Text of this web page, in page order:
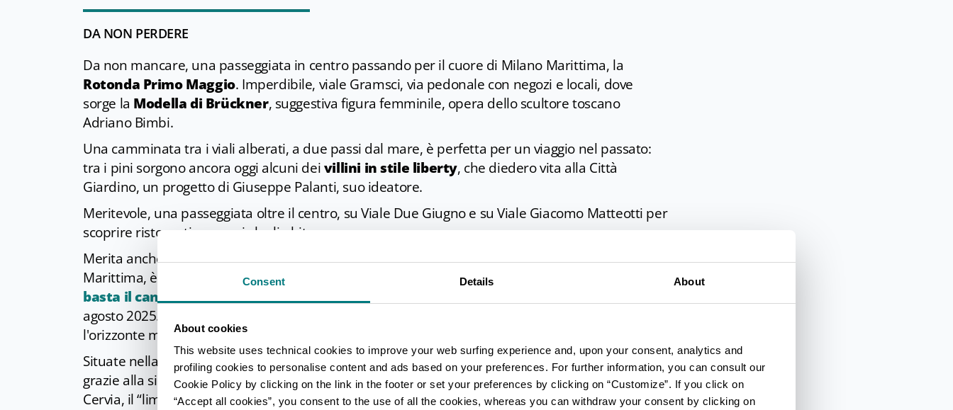
Consent Details About
About cookies
This website uses technical cookies to improve your web surfing experience and, upon your consent, analytics and
profiling cookies to personalise content and ads based on your preferences. For further information, you can consult our
Cookie Policy by clicking on the link in the footer or set your preferences by clicking on “Customize”. If you click on
“Accept all cookies”, you consent to the use of all the cookies, whereas you can withdraw your consent by clicking on
DA NON PERDERE
Da non mancare, una passeggiata in centro passando per il cuore di Milano Marittima, la
Rotonda Primo Maggio. Imperdibile, viale Gramsci, via pedonale con negozi e locali, dove
sorge la Modella di Brückner, suggestiva figura femminile, opera dello scultore toscano
Adriano Bimbi.
Una camminata tra i viali alberati, a due passi dal mare, è perfetta per un viaggio nel passato:
tra i pini sorgono ancora oggi alcuni deivillini in stile liberty, che diedero vita alla Città
Giardino, un progetto di Giuseppe Palanti, suo ideatore.
Meritevole, una passeggiata oltre il centro, su Viale Due Giugno e su Viale Giacomo Matteotti per
scoprire ristoranti e negozi che li abitano.
Merita anche una passeggiata sul nuovoLungomare di Milano Marittima. Tra Cervia e Milano
Marittima, è d'obbligo una tappa sulla banchina nord del porto canale per ammirare
basta il canto delle sirene", la nuova e imponente scultura di
agosto 2025. Con le sue linee poetiche ed essenziali, quest'opera monumentale dialoga con
l'orizzonte marino, cornice perfetta per uno scatto indimenticabile ad ogni ora del giorno.
Situate nella millenaria pineta, leTerme di Cerviasono uno stabilimento all’avanguardia,
grazie alla sinergia tra moderna scienza termale e natura, che utilizza dalla vicina Salina di
Cervia, il “liman”, elemento preziosissimo per la salute insieme all’acqua madre.